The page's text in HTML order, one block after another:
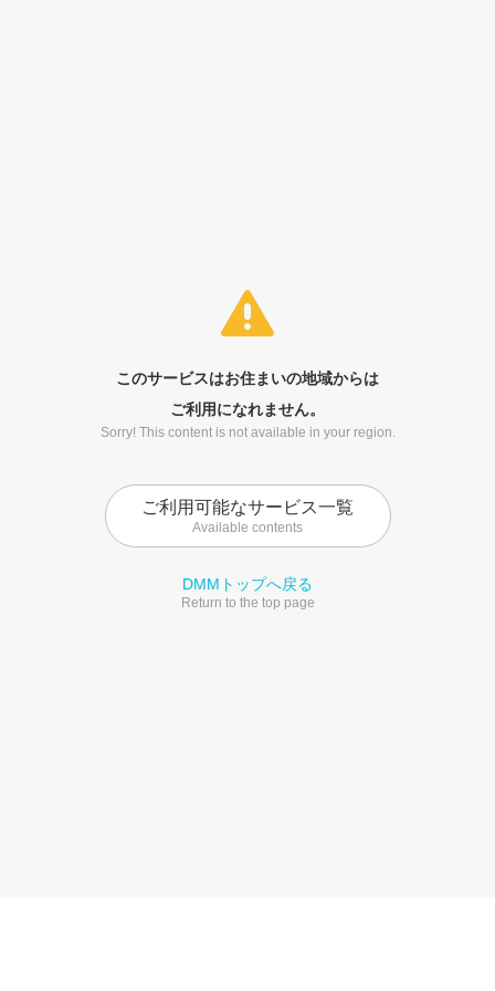
このサービスはお住まいの地域からは
ご利用になれません。
Sorry! This content is not available in your region.
ご利用可能なサービス一覧
Available contents
DMMトップへ戻る
Return to the top page